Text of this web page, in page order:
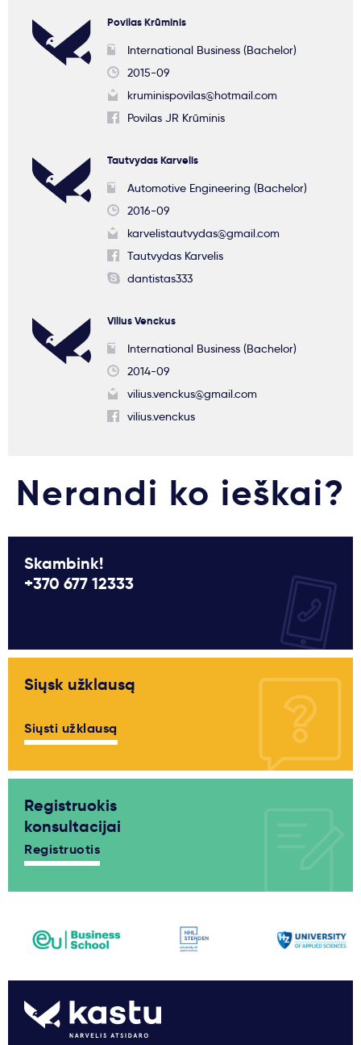
Povilas Krūminis
International Business (Bachelor)
2015-09
kruminispovilas@hotmail.com
Povilas JR Krūminis
Tautvydas Karvelis
Automotive Engineering (Bachelor)
2016-09
karvelistautvydas@gmail.com
Tautvydas Karvelis
dantistas333
Vilius Venckus
International Business (Bachelor)
2014-09
vilius.venckus@gmail.com
vilius.venckus
Nerandi ko ieškai?
Skambink!
+370 677 12333
Siųsk užklausą
Siųsti užklausą
Registruokis
konsultacijai
Registruotis